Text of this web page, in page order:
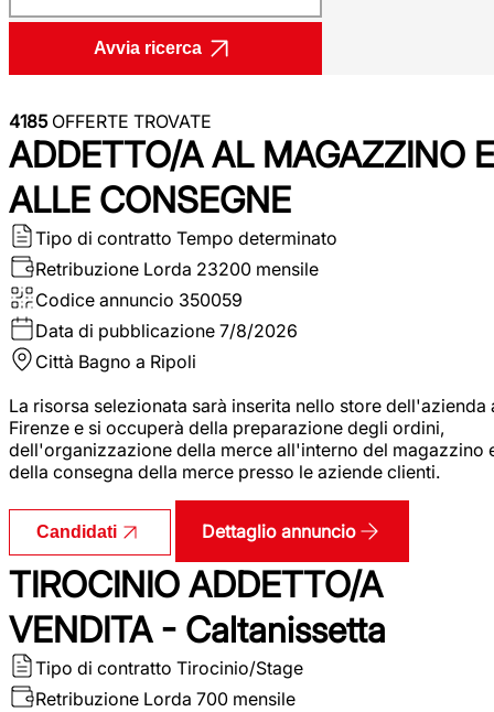
Avvia ricerca
4185OFFERTE TROVATE
ADDETTO/A AL MAGAZZINO E
ALLE CONSEGNE
Tipo di contratto Tempo determinato
Retribuzione Lorda 23200 mensile
Codice annuncio 350059
Data di pubblicazione 7/8/2026
Città Bagno a Ripoli
La risorsa selezionata sarà inserita nello store dell'azienda
Firenze e si occuperà della preparazione degli ordini,
dell'organizzazione della merce all'interno del magazzino
della consegna della merce presso le aziende clienti.
Candidati Dettaglio annuncio
TIROCINIO ADDETTO/A
VENDITA - Caltanissetta
Tipo di contratto Tirocinio/Stage
Retribuzione Lorda 700 mensile